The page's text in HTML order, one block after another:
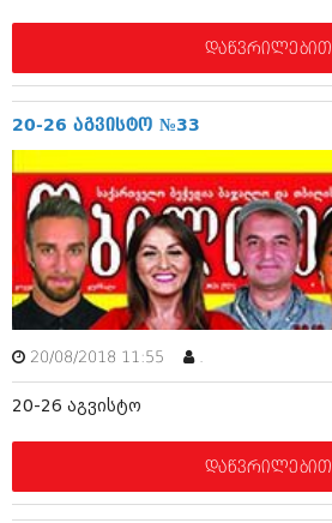
იანვარი 2014 (297)
დეკემბერი 2013 (365)
ნოემბერი 2013 (279)
ოქტომბერი 2013 (256)
სექტემბერი 2013 (368)
აგვისტო 2013 (89)
ივლისი 2013 (182)
ივნისი 2013 (212)
მაისი 2013 (259)
აპრილი 2013 (304)
მარტი 2013 (352)
თებერვალი 2013 (204)
დეკემბერი 2012 (98)
ოქტომბერი 2012 (350)
აგვისტო 2012 (268)
ივნისი 2012 (282)
დაწვრილებით
20-26 აგვისტო №33
20/08/2018 11:55 .
20-26 აგვისტო
დაწვრილებით